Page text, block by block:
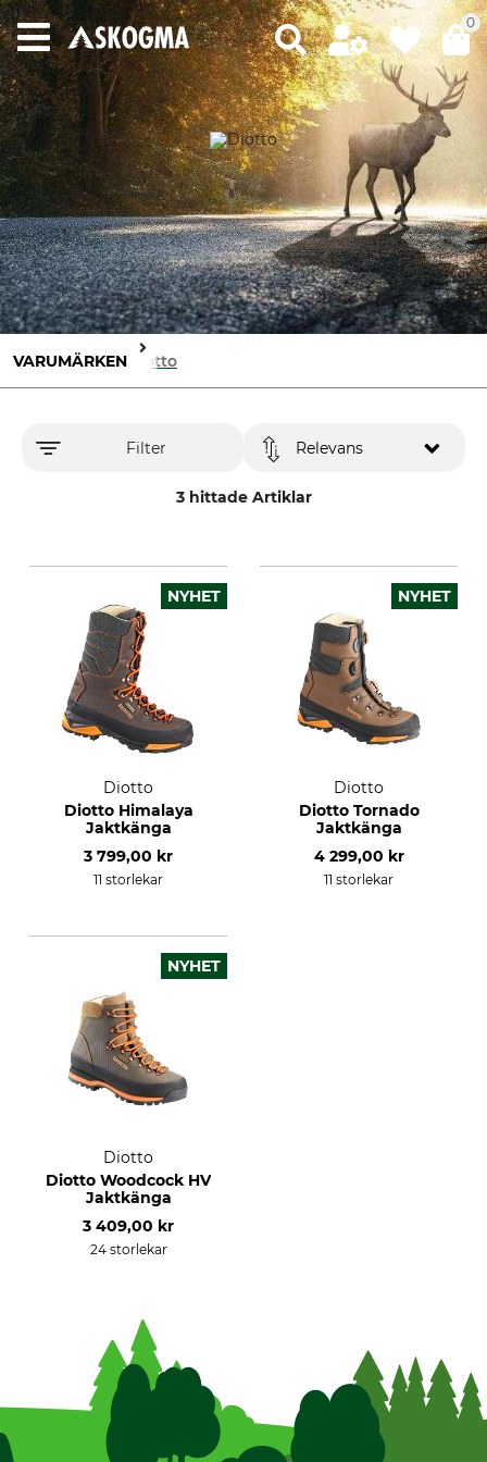
0
VARUMÄRKEN Diotto
Filter
3 hittade Artiklar
Relevans
NYHET
Diotto
Diotto Himalaya
Jaktkänga
3 799,00 kr
11 storlekar
NYHET
Diotto
Diotto Tornado
Jaktkänga
4 299,00 kr
11 storlekar
NYHET
Diotto
Diotto Woodcock HV
Jaktkänga
3 409,00 kr
24 storlekar